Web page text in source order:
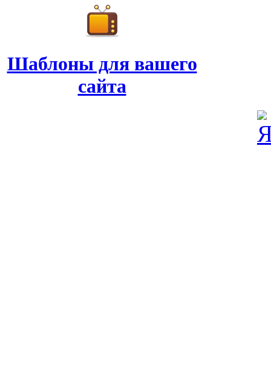
Шаблоны для вашего
сайта